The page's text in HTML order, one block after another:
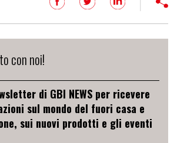
con noi!
di GBI NEWS per ricevere
sul mondo del fuori casa e
sui nuovi prodotti e gli eventi